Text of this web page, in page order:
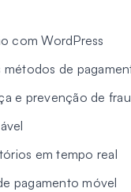
com WordPress
métodos de
e prevenção de
em tempo real
pagamento móvel